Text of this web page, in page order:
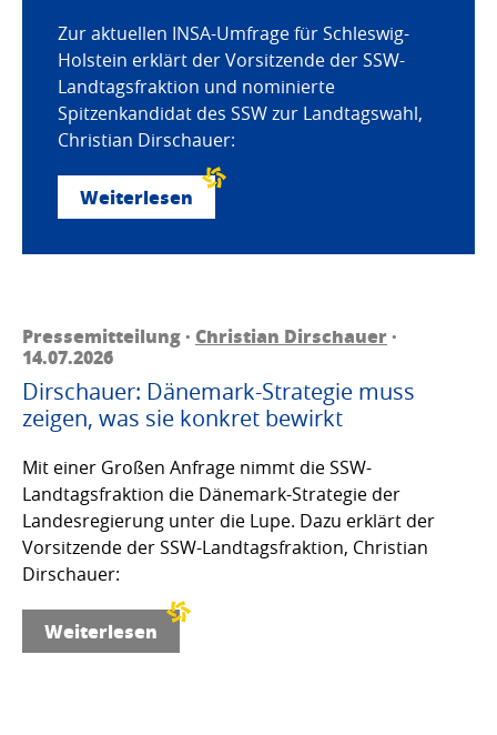
Zur aktuellen INSA-Umfrage für Schleswig-
Holstein erklärt der Vorsitzende der SSW-
Landtagsfraktion und nominierte
Spitzenkandidat des SSW zur Landtagswahl,
Christian Dirschauer:
Weiterlesen
Pressemitteilung · Christian Dirschauer·
14.07.2026
Dirschauer: Dänemark-Strategie muss
zeigen, was sie konkret bewirkt
Mit einer Großen Anfrage nimmt die SSW-
Landtagsfraktion die Dänemark-Strategie der
Landesregierung unter die Lupe. Dazu erklärt der
Vorsitzende der SSW-Landtagsfraktion, Christian
Dirschauer:
Weiterlesen